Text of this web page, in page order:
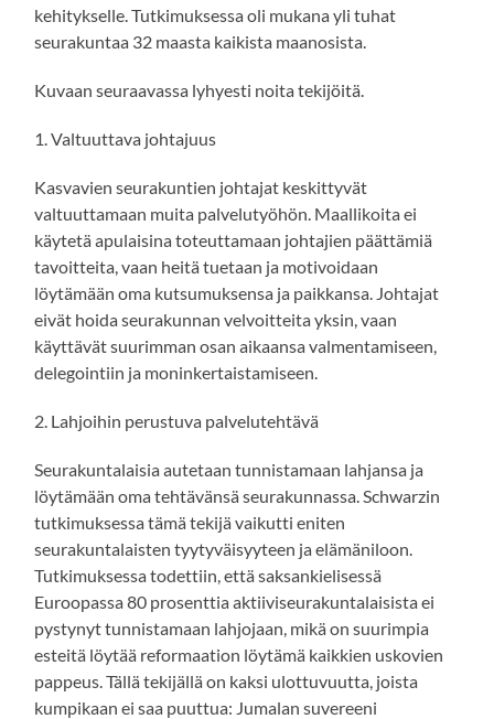
kehitykselle. Tutkimuksessa oli mukana yli tuhat
seurakuntaa 32 maasta kaikista maanosista.
Kuvaan seuraavassa lyhyesti noita tekijöitä.
1. Valtuuttava johtajuus
Kasvavien seurakuntien johtajat keskittyvät
valtuuttamaan muita palvelutyöhön. Maallikoita ei
käytetä apulaisina toteuttamaan johtajien päättämiä
tavoitteita, vaan heitä tuetaan ja motivoidaan
löytämään oma kutsumuksensa ja paikkansa. Johtajat
eivät hoida seurakunnan velvoitteita yksin, vaan
käyttävät suurimman osan aikaansa valmentamiseen,
delegointiin ja moninkertaistamiseen.
2. Lahjoihin perustuva palvelutehtävä
Seurakuntalaisia autetaan tunnistamaan lahjansa ja
löytämään oma tehtävänsä seurakunnassa. Schwarzin
tutkimuksessa tämä tekijä vaikutti eniten
seurakuntalaisten tyytyväisyyteen ja elämäniloon.
Tutkimuksessa todettiin, että saksankielisessä
Euroopassa 80 prosenttia aktiiviseurakuntalaisista ei
pystynyt tunnistamaan lahjojaan, mikä on suurimpia
esteitä löytää reformaation löytämä kaikkien uskovien
pappeus. Tällä tekijällä on kaksi ulottuvuutta, joista
kumpikaan ei saa puuttua: Jumalan suvereeni